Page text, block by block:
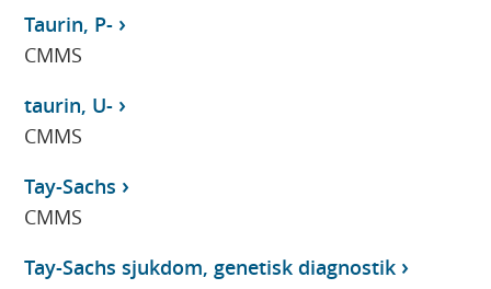
Taurin, P-
CMMS
taurin, U-
CMMS
Tay-Sachs
CMMS
Tay-Sachs sjukdom, genetisk diagnostik